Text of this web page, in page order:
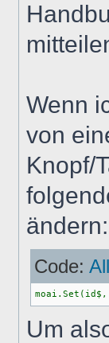
Wenn
von
Knopf/
ändern:
Code:
Um